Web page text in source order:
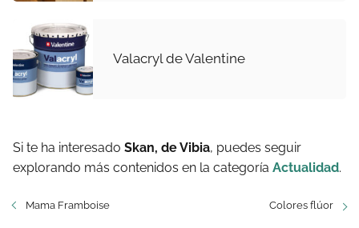
Valacryl de Valentine
Si te ha interesado Skan, de Vibia, puedes seguir
explorando más contenidos en la categoría Actualidad.
Mama Framboise Colores flúor